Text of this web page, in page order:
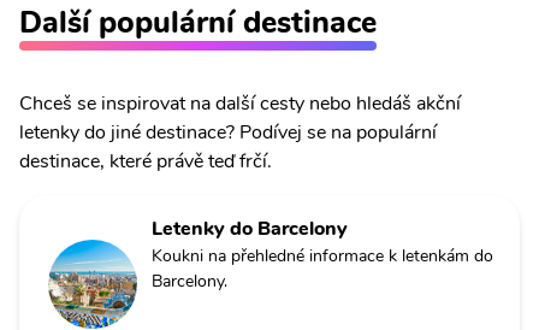
Další populární destinace
Chceš se inspirovat na další cesty nebo hledáš akční
letenky do jiné destinace? Podívej se na populární
destinace, které právě teď frčí.
Letenky do Barcelony
Koukni na přehledné informace k letenkám do
Barcelony.